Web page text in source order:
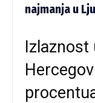
najmanja u
Izlaznost